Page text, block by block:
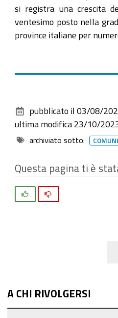
si registra una crescita
ventesimo posto nella
province italiane per
documento
pubblicato il 03/08/
ultima modifica 23/10/
archiviato sotto:
Questa pagina ti è
A CHI RIVOLGERSI